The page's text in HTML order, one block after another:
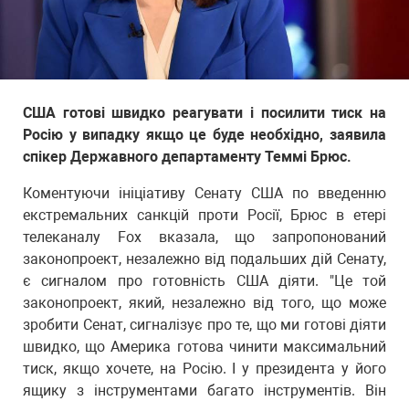
США готові швидко реагувати і посилити тиск на
Росію у випадку якщо це буде необхідно, заявила
спікер Державного департаменту Теммі Брюс.
Коментуючи ініціативу Сенату США по введенню
екстремальних санкцій проти Росії, Брюс в етері
телеканалу Fox вказала, що запропонований
законопроект, незалежно від подальших дій Сенату,
є сигналом про готовність США діяти. "Це той
законопроект, який, незалежно від того, що може
зробити Сенат, сигналізує про те, що ми готові діяти
швидко, що Америка готова чинити максимальний
тиск, якщо хочете, на Росію. І у президента у його
ящику з інструментами багато інструментів. Він